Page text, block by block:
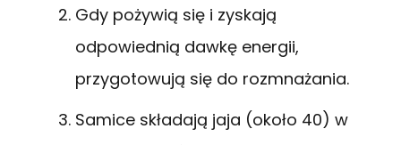
Gdy pożywią się i zyskają
odpowiednią dawkę energii,
przygotowują się do rozmnażania.
Samice składają jaja (około 40) w